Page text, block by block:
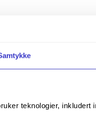
teknologier,